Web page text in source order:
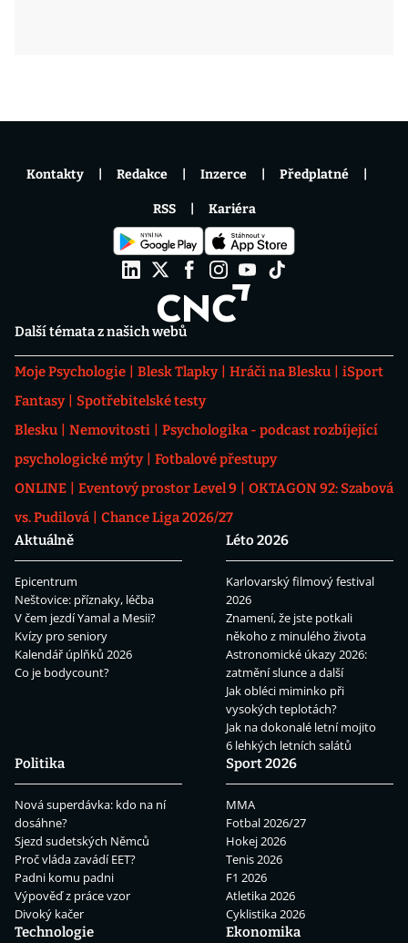
Další témata z našich webů
Moje Psychologie Blesk Tlapky Hráči na Blesku
iSport
Fantasy
Spotřebitelské testy
Blesku
Nemovitosti
Psychologika - podcast rozbíjející
psychologické mýty
Fotbalové přestupy
ONLINE
Eventový prostor Level 9
OKTAGON 92: Szabová
vs. Pudilová
Chance Liga 2026/27
Aktuálně
Epicentrum
Neštovice: příznaky, léčba
V čem jezdí Yamal a Mesii?
Kvízy pro seniory
Kalendář úplňků 2026
Co je bodycount?
Léto 2026
Karlovarský filmový festival
2026
Znamení, že jste potkali
někoho z minulého života
Astronomické úkazy 2026:
zatmění slunce a další
Jak obléci miminko při
vysokých teplotách?
Jak na dokonalé letní mojito
6 lehkých letních salátů
Politika
Nová superdávka: kdo na ní
dosáhne?
Sjezd sudetských Němců
Proč vláda zavádí EET?
Padni komu padni
Výpověď z práce vzor
Divoký kačer
Sport 2026
MMA
Fotbal 2026/27
Hokej 2026
Tenis 2026
F1 2026
Atletika 2026
Cyklistika 2026
Technologie
Ekonomika
Kontakty Redakce Inzerce Předplatné
RSS Kariéra